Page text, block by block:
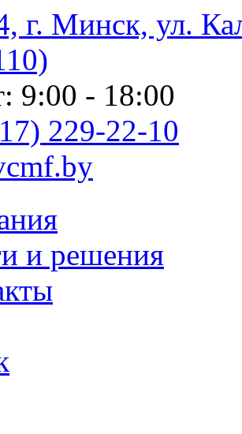
г. Минск, ул.
9:00 - 18:00
229-22-10
и решения